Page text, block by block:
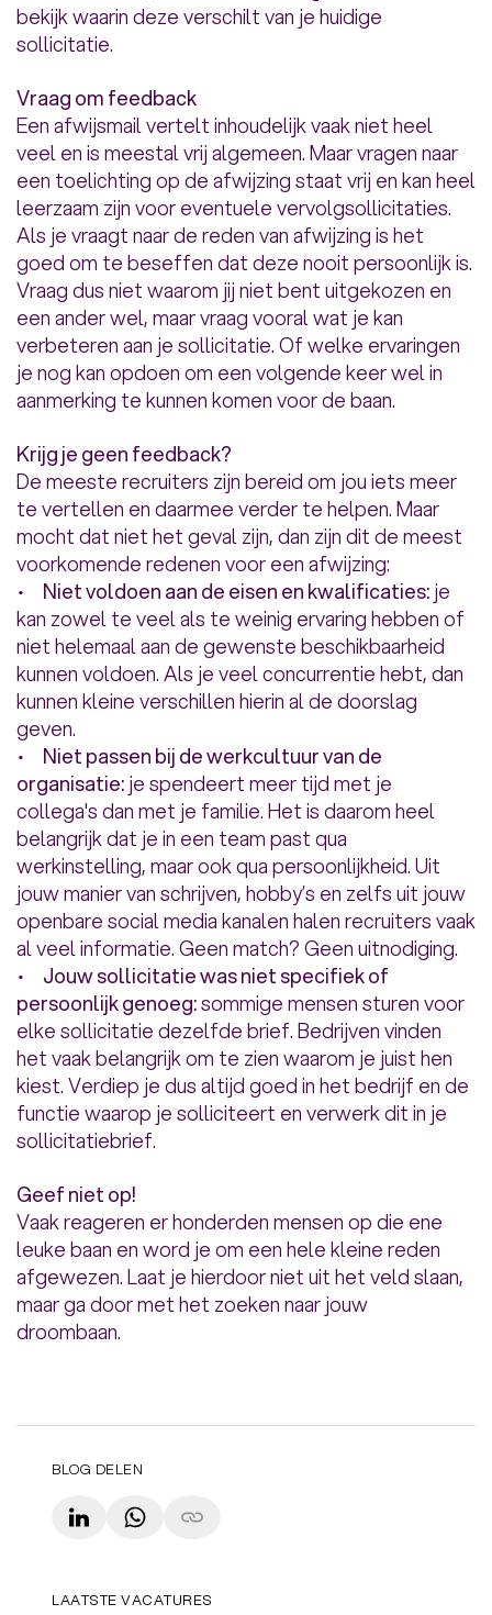
bekijk waarin deze verschilt van je huidige
sollicitatie.
Vraag om feedback
Een afwijsmail vertelt inhoudelijk vaak niet heel
veel en is meestal vrij algemeen. Maar vragen naar
een toelichting op de afwijzing staat vrij en kan heel
leerzaam zijn voor eventuele vervolgsollicitaties.
Als je vraagt naar de reden van afwijzing is het
goed om te beseffen dat deze nooit persoonlijk is.
Vraag dus niet waarom jij niet bent uitgekozen en
een ander wel, maar vraag vooral wat je kan
verbeteren aan je sollicitatie. Of welke ervaringen
je nog kan opdoen om een volgende keer wel in
aanmerking te kunnen komen voor de baan.
Krijg je geen feedback?
De meeste recruiters zijn bereid om jou iets meer
te vertellen en daarmee verder te helpen. Maar
mocht dat niet het geval zijn, dan zijn dit de meest
voorkomende redenen voor een afwijzing:
• Niet voldoen aan de eisen en kwalificaties:je
kan zowel te veel als te weinig ervaring hebben of
niet helemaal aan de gewenste beschikbaarheid
kunnen voldoen. Als je veel concurrentie hebt, dan
kunnen kleine verschillen hierin al de doorslag
geven.
• Niet passen bij de werkcultuur van de
organisatie:je spendeert meer tijd met je
collega's dan met je familie. Het is daarom heel
belangrijk dat je in een team past qua
werkinstelling, maar ook qua persoonlijkheid. Uit
jouw manier van schrijven, hobby’s en zelfs uit jouw
openbare social media kanalen halen recruiters vaak
al veel informatie. Geen match? Geen uitnodiging.
• Jouw sollicitatie was niet specifiek of
persoonlijk genoeg:sommige mensen sturen voor
elke sollicitatie dezelfde brief. Bedrijven vinden
het vaak belangrijk om te zien waarom je juist hen
kiest. Verdiep je dus altijd goed in het bedrijf en de
functie waarop je solliciteert en verwerk dit in je
sollicitatiebrief.
Geef niet op!
Vaak reageren er honderden mensen op die ene
leuke baan en word je om een hele kleine reden
afgewezen. Laat je hierdoor niet uit het veld slaan,
maar ga door met het zoeken naar jouw
droombaan.
BLOG DELEN
LinkedInWhatsAppCopy link
LAATSTE VACATURES